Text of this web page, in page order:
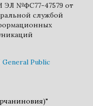
ЭЛ №ФС77-47579 от
службой
General Public